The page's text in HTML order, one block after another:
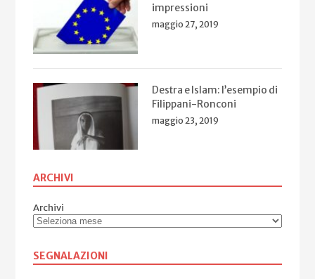
impressioni
maggio 27, 2019
Destra e Islam: l’esempio di
Filippani-Ronconi
maggio 23, 2019
ARCHIVI
Archivi
SEGNALAZIONI